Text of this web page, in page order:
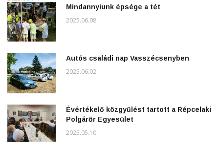
Mindannyiunk épsége a tét
2025.06.08.
Autós családi nap Vasszécsenyben
2025.06.02.
Évértékelő közgyűlést tartott a Répcelaki
Polgárőr Egyesület
2025.05.10.